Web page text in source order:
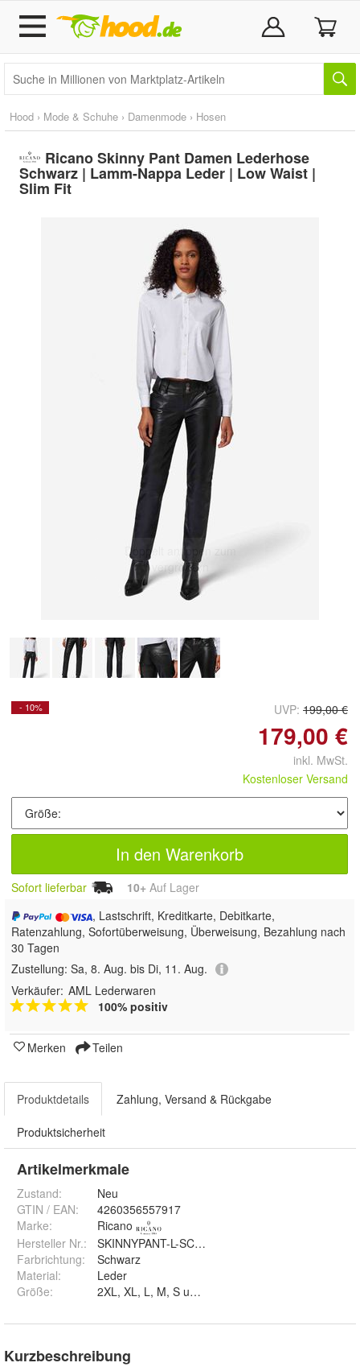
Hood › Mode & Schuhe › Damenmode › Hosen
Ricano Skinny Pant Damen Lederhose
Schwarz | Lamm-Nappa Leder | Low Waist |
Slim Fit
Doppelt antippen zum
vergrößern
- 10% UVP: 199,00 €
179,00 €
inkl. MwSt.
Kostenloser Versand
In den Warenkorb
Sofort lieferbar 10+ Auf Lager
, Lastschrift, Kreditkarte, Debitkarte,
Ratenzahlung, Sofortüberweisung, Überweisung, Bezahlung nach
30 Tagen
Zustellung: Sa, 8. Aug. bis Di, 11. Aug.
Verkäufer: AML Lederwaren
100% positiv
Merken Teilen
Produktdetails Zahlung, Versand & Rückgabe
Produktsicherheit
Artikelmerkmale
Zustand:
Neu
GTIN / EAN:
4260356557917
Marke:
Ricano
Hersteller Nr.:
SKINNYPANT-L-SCHWARZ - SCHWARZE NÄH
Farbrichtung:
Schwarz
Material:
Leder
Größe:
Kurzbeschreibung